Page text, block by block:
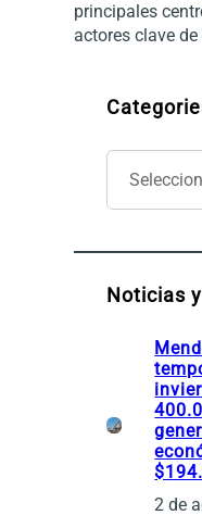
principales
actores clave
C
t
g
rNoticias
2 de